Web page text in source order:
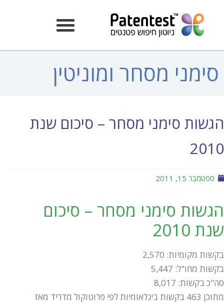
סימני מסחר ומוניטין
הגשות סימני מסחר – סיכום שנת
2010
ספטמבר 15, 2011
הגשות סימני מסחר – סיכום
שנת 2010
בקשות מקומיות: 2,570
בקשות מחו"ל: 5,447
סה"כ בקשות: 8,017
מתוכן 463 בקשות בינלאומיות לפי פרוטוקול מדריד מאז